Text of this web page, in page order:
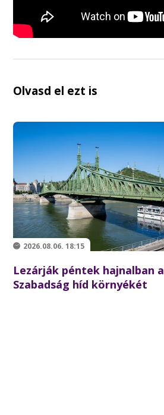
Olvasd el ezt is
2026.08.06. 18:15
Lezárják péntek hajnalban a
Szabadság híd környékét